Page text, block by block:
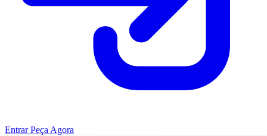
Entrar Peça Agora